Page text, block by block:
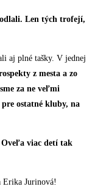
Len tých trofejí,
aj plné tašky. V jednej
z mesta a zo
za ne veľmi
ostatné kluby, na
viac detí tak
Erika Jurinová!